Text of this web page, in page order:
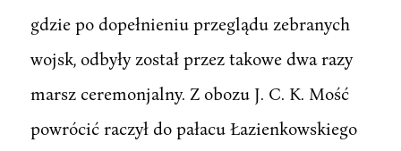
gdzie po dopełnieniu przeglądu zebranych
wojsk, odbyły został przez takowe dwa razy
marsz ceremonjalny. Z obozu J. C. K. Mość
powrócić raczył do pałacu Łazienkowskiego